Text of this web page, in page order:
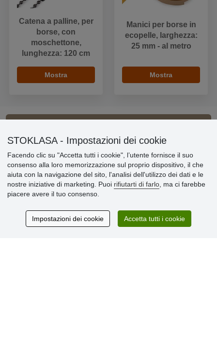
Catena a palline, per
borse, con
moschettone,
lunghezza: 120 cm
Mostra
Manici per borse in
ecopelle, larghezza:
25 mm - al metro
Mostra
Informazioni importanti
» Impostazioni dei cookie
» Termini & Condizioni
» Informativa sulla Privacy
» Consegna e pagamento
» Garanzia e resi
STOKLASA - Impostazioni dei cookie
Facendo clic su "Accetta tutti i cookie", l’utente fornisce il suo
consenso alla loro memorizzazione sul proprio dispositivo, il che
aiuta con la navigazione del sito, l'analisi dell'utilizzo dei dati e le
nostre iniziative di marketing. Puoi rifiutarti di farlo , ma ci farebbe
piacere avere il tuo consenso.
Impostazioni dei cookie Accetta tutti i cookie